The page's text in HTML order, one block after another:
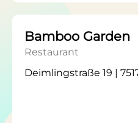
Bamboo Garden
Restaurant
Deimlingstraße 19 |